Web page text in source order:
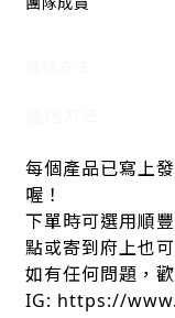
每個產品已寫上
喔！
下單時可選用順
點或寄到府上也
如有任何問題，
IG: https://